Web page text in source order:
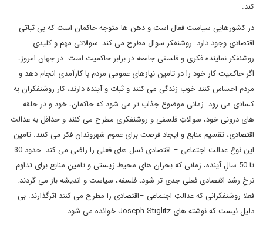
کند.
در کشورهایی سیاست فعال است و ذهن ها متوجه حاکمان است که بی ثباتی
اقتصادی وجود دارد. روشنفکر سوال مطرح می کند: سوالاتی مهم و کلیدی.
روشنفکر نماینده فکری و فلسفی جامعه در برابر حاکمیت است. در جهان امروز،
اگر حاکمیت کار خود را در تامین نیازهای عمومی مردم با کارآمدی انجام دهد و
مردم احساس کنند خوب زندگی می کنند و ثبات و آینده دارند، کار روشنفکران به
کسادی می رود. زمانی موضوع جذاب تر می شود که حاکمان، خود و در حلقه
های درونی خود، سوالاتِ فلسفی و روشنفکری مطرح می کنند و حداقل به عدالت
اقتصادی، تقسیم منابع و ایجاد فرصت برای عموم شهروندان فکر می کنند. تامین
این نوع عدالت اجتماعی – اقتصادی نسل های فعلی را راضی می کند. حدود 30
تا 50 سالِ آینده، زمانی که بحران هایِ محیط زیستی و تامینِ منابع برای تداومِ
نرخِ رشد اقتصادی فعلی جدی تر شود، فلسفه، سیاست و اندیشه باز می گردند.
فعلا روشنفکرانی که عدالتِ اجتماعی –اقتصادی را مطرح می کنند اثرگذارند. بی
دلیل نیست که نوشته های Joseph Stiglitz خوانده می شود.